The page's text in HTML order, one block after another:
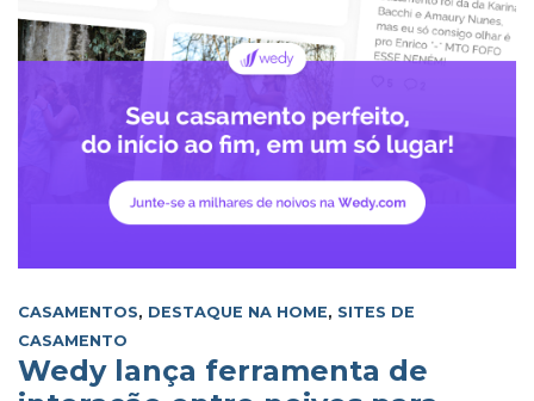
CASAMENTOS, DESTAQUE NA HOME, SITES DE
CASAMENTO
Wedy lança ferramenta de